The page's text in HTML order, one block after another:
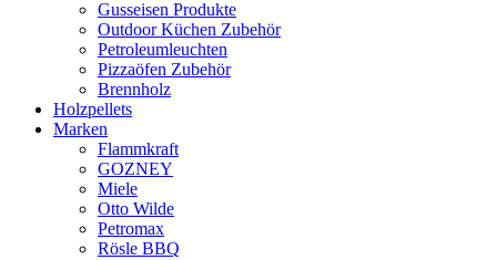
Gusseisen Produkte
Outdoor Küchen Zubehör
Petroleumleuchten
Pizzaöfen Zubehör
Brennholz
Holzpellets
Marken
Flammkraft
GOZNEY
Miele
Otto Wilde
Petromax
Rösle BBQ